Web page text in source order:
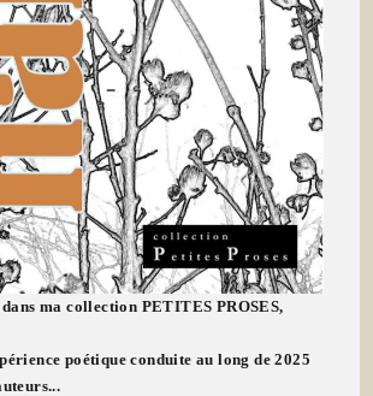
ma collection PETITES PROSES,
poétique conduite au long de 2025